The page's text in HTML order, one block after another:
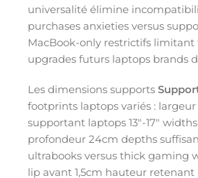
universalité élimine
purchases anxieties versus
MacBook-only restrictifs limitant
upgrades futurs laptops brands
Les dimensions supports
footprints laptops variés :
supportant laptops 13″-17″
profondeur 24cm depths
ultrabooks versus thick gaming
lip avant 1,5cm hauteur